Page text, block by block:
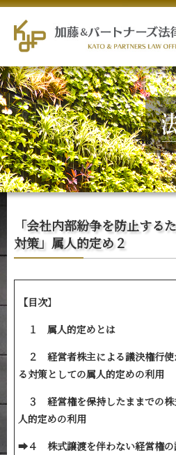
「会社内部紛争を防止する
対策」属人的定め２
【目次】
１ 属人的定めとは
２ 経営者株主による議決権行使
る対策としての属人的定めの利用
３ 経営権を保持したままでの株
人的定めの利用
➡４
株式譲渡を伴わない経営権